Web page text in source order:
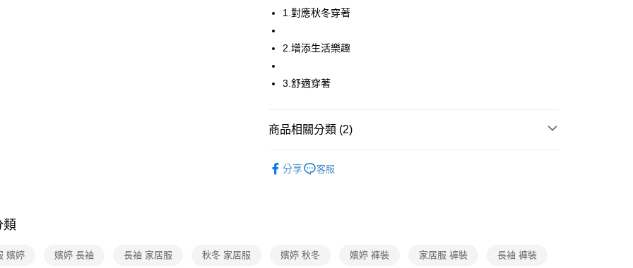
每筆NT$80，滿NT$1,000(含以上)免運費
每筆NT$80，滿NT$1,000(含以上)免運費
1.對應秋冬穿著
2.增添生活樂趣
3.舒適穿著
商品相關分類 (2)
分享 客服
類
嬪婷 嬪婷 長袖 長袖 家居服 秋冬 家居服 嬪婷 秋冬 嬪婷 褲裝 家居服 褲裝 長袖 褲裝